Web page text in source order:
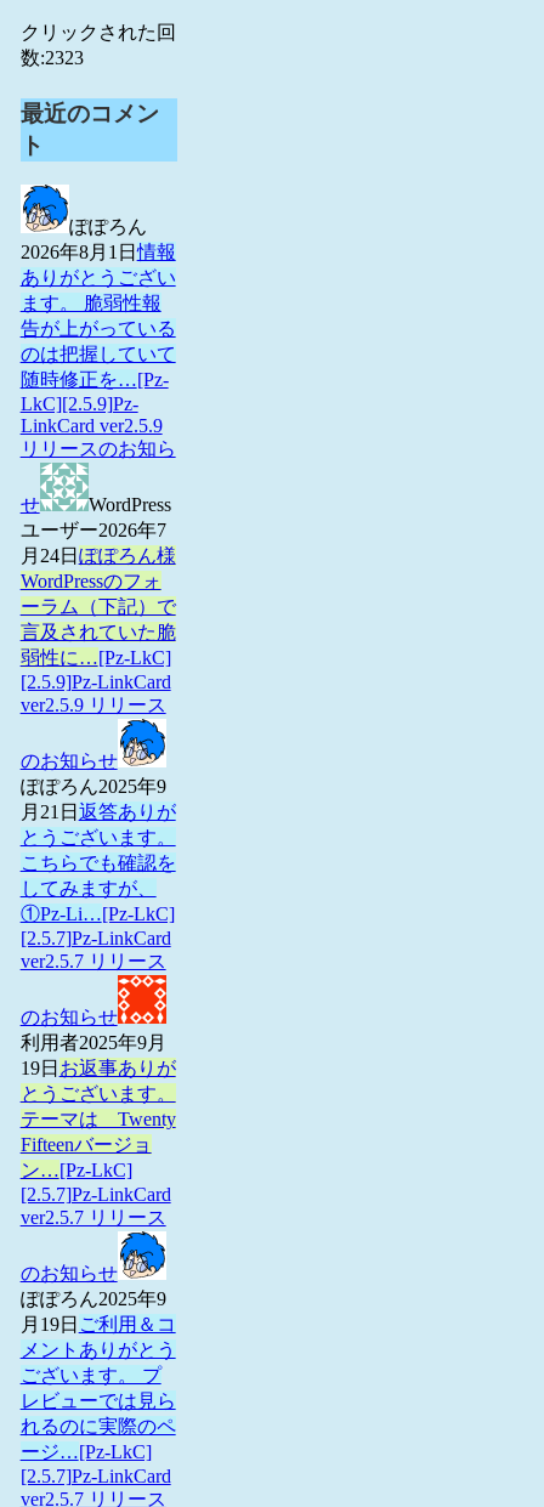
クリックされた回
数:2323
最近のコメン
ト
ぽぽろん
2026年8月1日情報
ありがとうござい
ます。 脆弱性報
告が上がっている
のは把握していて
随時修正を…[Pz-
LkC][2.5.9]Pz-
LinkCard ver2.5.9
リリースのお知ら
せ
WordPress
ユーザー2026年7
月24日 ぽぽろん様
WordPressのフォ
ーラム（下記）で
言及されていた脆
弱性に…[Pz-LkC]
[2.5.9]Pz-LinkCard
ver2.5.9 リリース
のお知らせ
ぽぽろん2025年9
月21日 返答ありが
とうございます。
こちらでも確認を
してみますが、
①Pz-Li…[Pz-LkC]
[2.5.7]Pz-LinkCard
ver2.5.7 リリース
のお知らせ
利用者2025年9月
19日 お返事ありが
とうございます。
テーマは Twenty
Fifteenバージョ
ン…[Pz-LkC]
[2.5.7]Pz-LinkCard
ver2.5.7 リリース
のお知らせ
ぽぽろん2025年9
月19日 ご利用＆コ
メントありがとう
ございます。 プ
レビューでは見ら
れるのに実際のペ
ージ…[Pz-LkC]
[2.5.7]Pz-LinkCard
ver2.5.7 リリース